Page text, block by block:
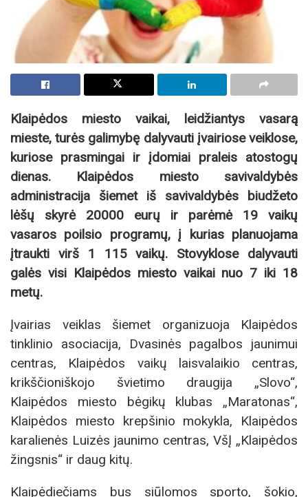
Klaipėdos miesto vaikai, leidžiantys vasarą
mieste, turės galimybę dalyvauti įvairiose veiklose,
kuriose prasmingai ir įdomiai praleis atostogų
dienas. Klaipėdos miesto savivaldybės
administracija šiemet iš savivaldybės biudžeto
lėšų skyrė 20000 eurų ir parėmė 19 vaikų
vasaros poilsio programų, į kurias planuojama
įtraukti virš 1 115 vaikų. Stovyklose dalyvauti
galės visi Klaipėdos miesto vaikai nuo 7 iki 18
metų.
Įvairias veiklas šiemet organizuoja Klaipėdos
tinklinio asociacija, Dvasinės pagalbos jaunimui
centras, Klaipėdos vaikų laisvalaikio centras,
krikščioniškojo švietimo draugija „Slovo“,
Klaipėdos miesto bėgikų klubas „Maratonas“,
Klaipėdos miesto krepšinio mokykla, Klaipėdos
karalienės Luizės jaunimo centras, VšĮ „Klaipėdos
žingsnis“ ir daug kitų.
Klaipėdiečiams bus siūlomos sporto, šokio,